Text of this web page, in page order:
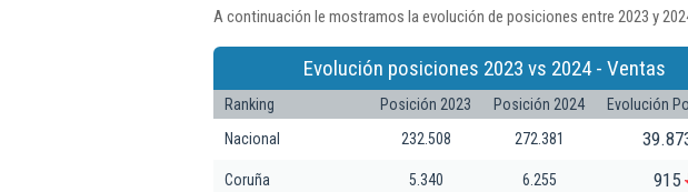
A continuación le mostramos la evolución de posiciones entre 2023 y
Evolución posiciones 2023 vs 2024 - Ventas
Ranking Posición 2023 Posición 2024
Evolución
Nacional
232.508 272.381
Coruña 5.340 6.255 915